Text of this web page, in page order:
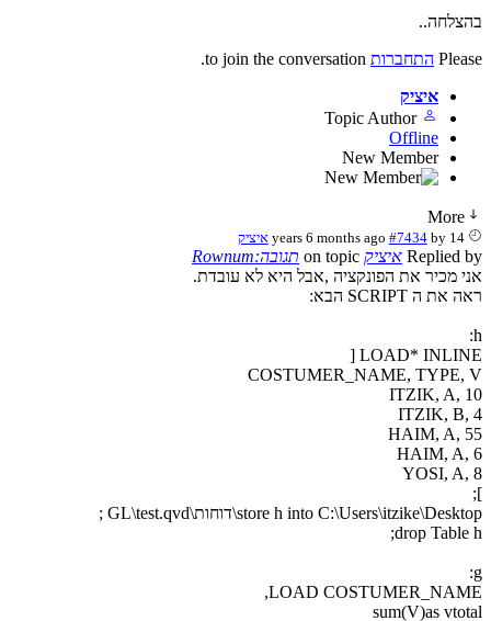
בהצלחה..
Please התחברות
איציק
Topic Author
Offline
New Member
More
14 years 6 months ago
#7434 by איציק
Replied by איציק
תגובה:Rownum
אני מכיר את הפונקציה ,אבל היא לא עובדת.
ראה את ה SCRIPT הבא:
h:
LOAD* INLINE [
COSTUMER_NAME, TYPE, V
ITZIK, A, 10
ITZIK, B, 4
HAIM, A, 55
HAIM, A, 6
YOSI, A, 8
];
store h into C:\Users\itzike\Desktop\דוחות\GL\test.qvd ;
drop Table h;
g:
LOAD COSTUMER_NAME,
sum(V)as vtotal